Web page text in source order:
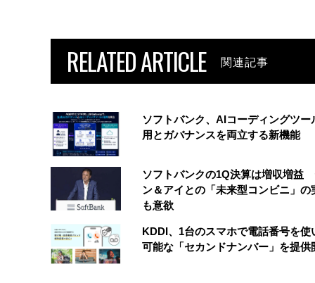
RELATED ARTICLE 関連記事
ソフトバンク、AIコーディングツー
用とガバナンスを両立する新機能
ソフトバンクの1Q決算は増収増益
ン＆アイとの「未来型コンビニ」の
も意欲
KDDI、1台のスマホで電話番号を使
可能な「セカンドナンバー」を提供